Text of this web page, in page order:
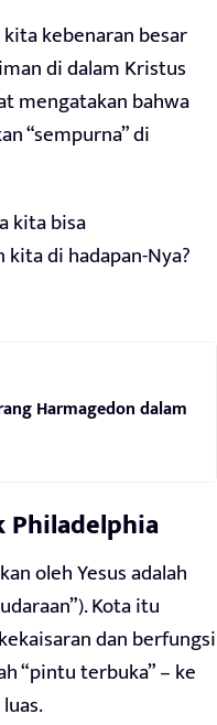
kebenaran besar
di dalam Kristus
mengatakan bahwa
“sempurna” di
kita bisa
di hadapan-Nya?
Harmagedon dalam
Philadelphia
oleh Yesus adalah
Kota itu
dan berfungsi
“pintu terbuka” – ke